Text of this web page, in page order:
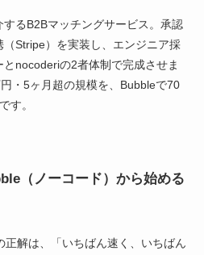
るB2Bマッチングサービス。承認
Stripe）を実装し、エンジニア採
nocoderiの2者体制で完成させま
・5ヶ月超の規模を、Bubbleで70
す。
（ノーコード）から始める
正解は、「いちばん速く、いちばん